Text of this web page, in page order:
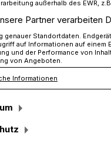
in der
Wochenende
Beckers und
Mal nach
Hoeningen
außerhalb des EWR,
Partner verarbeiten
genauer Standortdaten.
auf Informationen auf einem
und der Performance von
von Angeboten.
Informationen